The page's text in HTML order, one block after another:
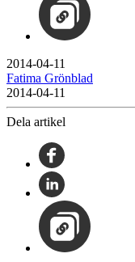
2014-04-11
Fatima Grönblad
2014-04-11
Dela artikel